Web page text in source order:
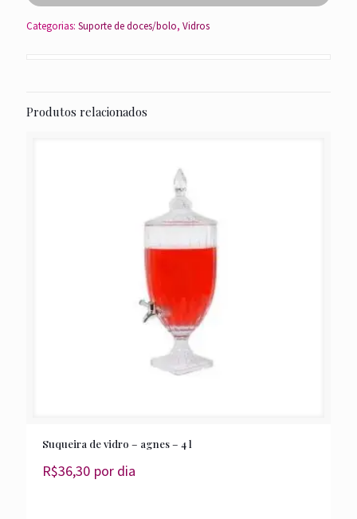
Categorias: Suporte de doces/bolo, Vidros
Produtos relacionados
Suqueira de vidro – agnes – 4 l
R$36,30 por dia